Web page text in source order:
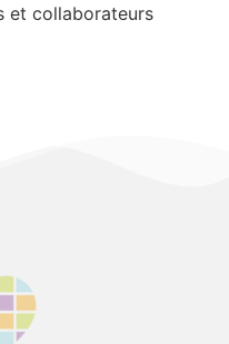
et collaborateurs